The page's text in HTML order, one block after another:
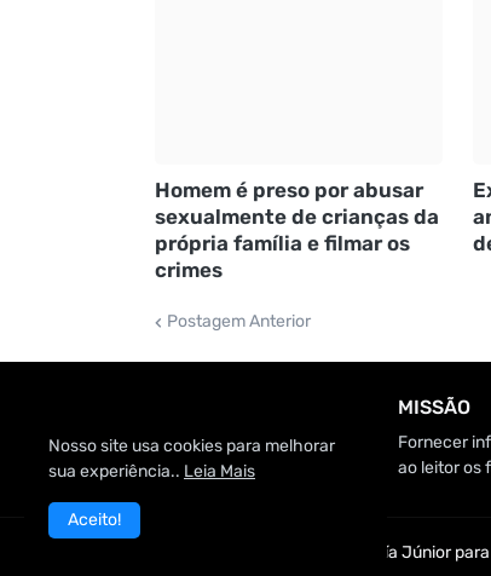
Homem é preso por abusar
sexualmente de crianças da
própria família e filmar os
crimes
Postagem Anterior
MISSÃO
Fornecer
ao leitor os
Customizado por Edmundo Baía Júnior
Nosso site usa cookies para melhorar
sua experiência.. Leia Mais
Aceito!